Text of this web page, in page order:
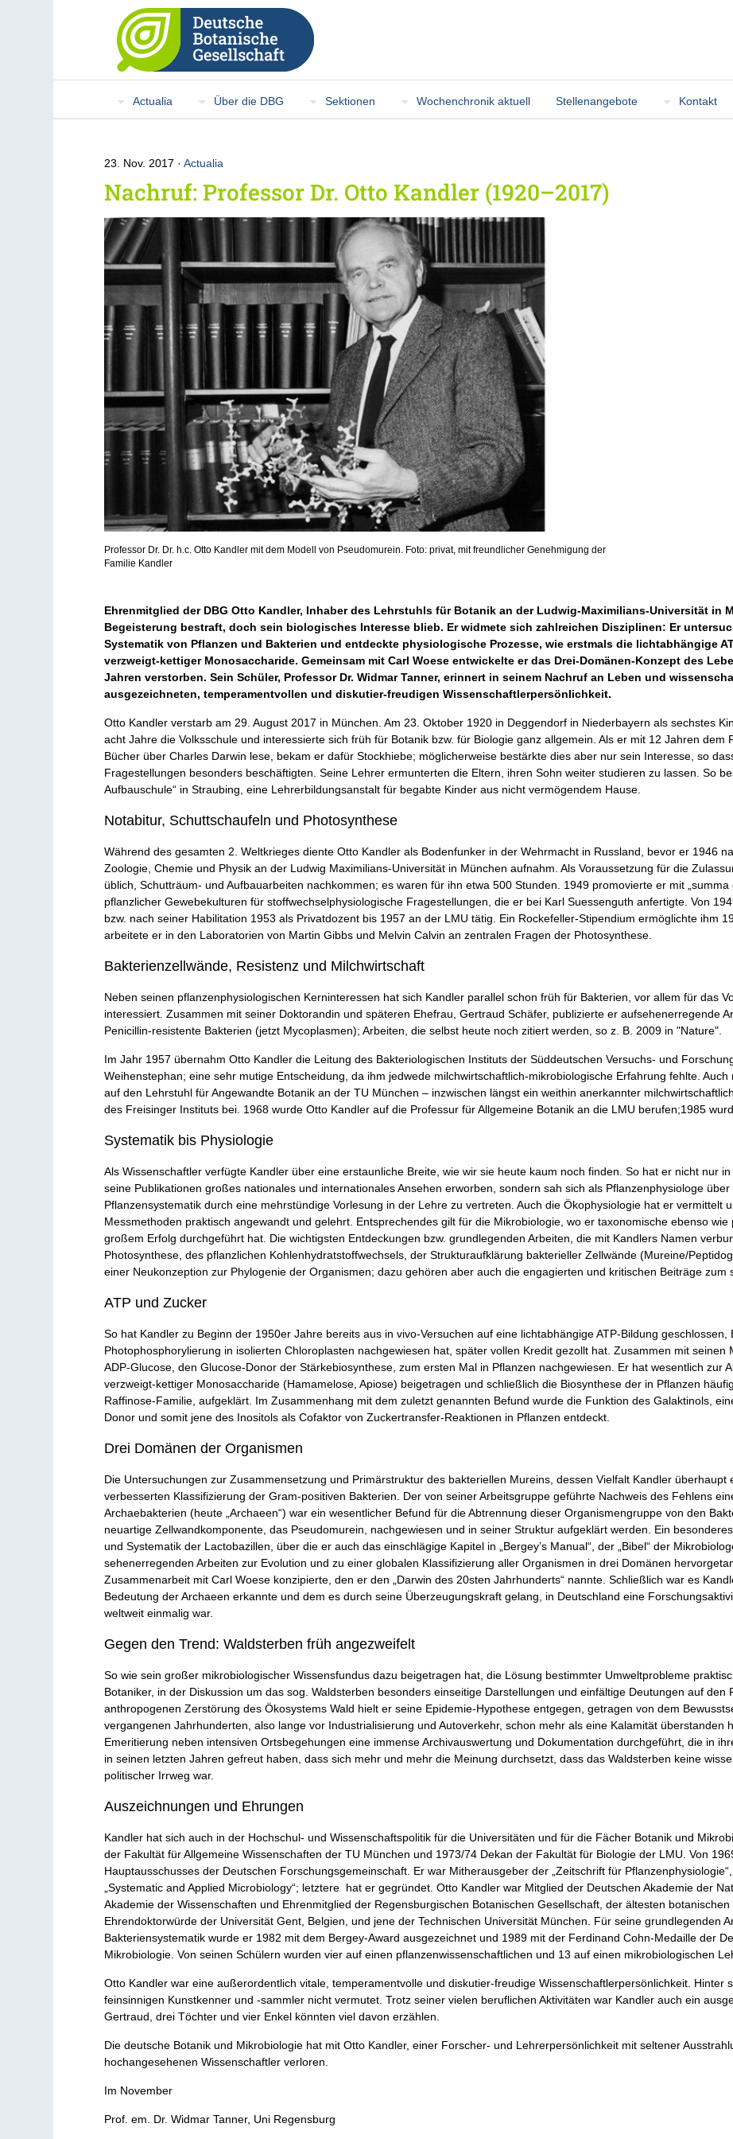
Actualia Über die DBG Sektionen Wochenchronik aktuell Stellenangebote Kontakt
23. Nov. 2017 Actualia
Nachruf: Professor Dr. Otto Kandler (1920–2017)
Professor Dr. Dr. h.c. Otto Kandler mit dem Modell von Pseudomurein. Foto: privat, mit freundlicher Genehmigung der
Familie Kandler
Ehrenmitglied der DBG Otto Kandler, Inhaber des Lehrstuhls für Botanik an der Ludwig-Maximilians-Universität in
Begeisterung bestraft, doch sein biologisches Interesse blieb. Er widmete sich zahlreichen Disziplinen: Er
Systematik von Pflanzen und Bakterien und entdeckte physiologische Prozesse, wie erstmals die lichtabhängige
verzweigt-kettiger Monosaccharide. Gemeinsam mit Carl Woese entwickelte er das Drei-Domänen-Konzept des
Jahren verstorben. Sein Schüler, Professor Dr. Widmar Tanner, erinnert in seinem Nachruf an Leben und
ausgezeichneten, temperamentvollen und diskutier-freudigen Wissenschaftlerpersönlichkeit.
Otto Kandler verstarb am 29. August 2017 in München. Am 23. Oktober 1920 in Deggendorf in Niederbayern als sechstes
acht Jahre die Volksschule und interessierte sich früh für Botanik bzw. für Biologie ganz allgemein. Als er mit 12 Jahren
Bücher über Charles Darwin lese, bekam er dafür Stockhiebe; möglicherweise bestärkte dies aber nur sein Interesse, so
Fragestellungen besonders beschäftigten. Seine Lehrer ermunterten die Eltern, ihren Sohn weiter studieren zu lassen. So
Aufbauschule“ in Straubing, eine Lehrerbildungsanstalt für begabte Kinder aus nicht vermögendem Hause.
Notabitur, Schuttschaufeln und Photosynthese
Während des gesamten 2. Weltkrieges diente Otto Kandler als Bodenfunker in der Wehrmacht in Russland, bevor er 1946
Zoologie, Chemie und Physik an der Ludwig Maximilians-Universität in München aufnahm. Als Voraussetzung für die
üblich, Schutträum- und Aufbauarbeiten nachkommen; es waren für ihn etwa 500 Stunden. 1949 promovierte er mit
pflanzlicher Gewebekulturen für stoffwechselphysiologische Fragestellungen, die er bei Karl Suessenguth anfertigte. Von
bzw. nach seiner Habilitation 1953 als Privatdozent bis 1957 an der LMU tätig. Ein Rockefeller-Stipendium ermöglichte ihm
arbeitete er in den Laboratorien von Martin Gibbs und Melvin Calvin an zentralen Fragen der Photosynthese.
Bakterienzellwände, Resistenz und Milchwirtschaft
Neben seinen pflanzenphysiologischen Kerninteressen hat sich Kandler parallel schon früh für Bakterien, vor allem für das
interessiert. Zusammen mit seiner Doktorandin und späteren Ehefrau, Gertraud Schäfer, publizierte er aufsehenerregende
Penicillin-resistente Bakterien (jetzt Mycoplasmen); Arbeiten, die selbst heute noch zitiert werden, so z. B. 2009 in "Nature".
Im Jahr 1957 übernahm Otto Kandler die Leitung des Bakteriologischen Instituts der Süddeutschen Versuchs- und
Weihenstephan; eine sehr mutige Entscheidung, da ihm jedwede milchwirtschaftlich-mikrobiologische Erfahrung fehlte.
auf den Lehrstuhl für Angewandte Botanik an der TU München – inzwischen längst ein weithin anerkannter
des Freisinger Instituts bei. 1968 wurde Otto Kandler auf die Professur für Allgemeine Botanik an die LMU berufen;1985
Systematik bis Physiologie
Als Wissenschaftler verfügte Kandler über eine erstaunliche Breite, wie wir sie heute kaum noch finden. So hat er nicht nur
seine Publikationen großes nationales und internationales Ansehen erworben, sondern sah sich als Pflanzenphysiologe
Pflanzensystematik durch eine mehrstündige Vorlesung in der Lehre zu vertreten. Auch die Ökophysiologie hat er vermittelt
Messmethoden praktisch angewandt und gelehrt. Entsprechendes gilt für die Mikrobiologie, wo er taxonomische ebenso
großem Erfolg durchgeführt hat. Die wichtigsten Entdeckungen bzw. grundlegenden Arbeiten, die mit Kandlers Namen
Photosynthese, des pflanzlichen Kohlenhydratstoffwechsels, der Strukturaufklärung bakterieller Zellwände (Mureine/
einer Neukonzeption zur Phylogenie der Organismen; dazu gehören aber auch die engagierten und kritischen Beiträge zum
ATP und Zucker
So hat Kandler zu Beginn der 1950er Jahre bereits aus in vivo-Versuchen auf eine lichtabhängige ATP-Bildung
Photophosphorylierung in isolierten Chloroplasten nachgewiesen hat, später vollen Kredit gezollt hat. Zusammen mit seinen
ADP-Glucose, den Glucose-Donor der Stärkebiosynthese, zum ersten Mal in Pflanzen nachgewiesen. Er hat wesentlich zur
verzweigt-kettiger Monosaccharide (Hamamelose, Apiose) beigetragen und schließlich die Biosynthese der in Pflanzen
Raffinose-Familie, aufgeklärt. Im Zusammenhang mit dem zuletzt genannten Befund wurde die Funktion des Galaktinols,
Donor und somit jene des Inositols als Cofaktor von Zuckertransfer-Reaktionen in Pflanzen entdeckt.
Drei Domänen der Organismen
Die Untersuchungen zur Zusammensetzung und Primärstruktur des bakteriellen Mureins, dessen Vielfalt Kandler
verbesserten Klassifizierung der Gram-positiven Bakterien. Der von seiner Arbeitsgruppe geführte Nachweis des Fehlens
Archaebakterien (heute „Archaeen“) war ein wesentlicher Befund für die Abtrennung dieser Organismengruppe von den
neuartige Zellwandkomponente, das Pseudomurein, nachgewiesen und in seiner Struktur aufgeklärt werden. Ein
und Systematik der Lactobazillen, über die er auch das einschlägige Kapitel in „Bergey’s Manual“, der „Bibel“ der
sehenerregenden Arbeiten zur Evolution und zu einer globalen Klassifizierung aller Organismen in drei Domänen
Zusammenarbeit mit Carl Woese konzipierte, den er den „Darwin des 20sten Jahrhunderts“ nannte. Schließlich war es
Bedeutung der Archaeen erkannte und dem es durch seine Überzeugungskraft gelang, in Deutschland eine
weltweit einmalig war.
Gegen den Trend: Waldsterben früh angezweifelt
So wie sein großer mikrobiologischer Wissensfundus dazu beigetragen hat, die Lösung bestimmter Umweltprobleme
Botaniker, in der Diskussion um das sog. Waldsterben besonders einseitige Darstellungen und einfältige Deutungen auf den
anthropogenen Zerstörung des Ökosystems Wald hielt er seine Epidemie-Hypothese entgegen, getragen von dem
vergangenen Jahrhunderten, also lange vor Industrialisierung und Autoverkehr, schon mehr als eine Kalamität überstanden
Emeritierung neben intensiven Ortsbegehungen eine immense Archivauswertung und Dokumentation durchgeführt, die in
in seinen letzten Jahren gefreut haben, dass sich mehr und mehr die Meinung durchsetzt, dass das Waldsterben keine
politischer Irrweg war.
Auszeichnungen und Ehrungen
Kandler hat sich auch in der Hochschul- und Wissenschaftspolitik für die Universitäten und für die Fächer Botanik und
der Fakultät für Allgemeine Wissenschaften der TU München und 1973/74 Dekan der Fakultät für Biologie der LMU. Von
Hauptausschusses der Deutschen Forschungsgemeinschaft. Er war Mitherausgeber der „Zeitschrift für
„Systematic and Applied Microbiology“; letztere hat er gegründet. Otto Kandler war Mitglied der Deutschen Akademie der
Akademie der Wissenschaften und Ehrenmitglied der Regensburgischen Botanischen Gesellschaft, der ältesten
Ehrendoktorwürde der Universität Gent, Belgien, und jene der Technischen Universität München. Für seine grundlegenden
Bakteriensystematik wurde er 1982 mit dem Bergey-Award ausgezeichnet und 1989 mit der Ferdinand Cohn-Medaille der
Mikrobiologie. Von seinen Schülern wurden vier auf einen pflanzenwissenschaftlichen und 13 auf einen mikrobiologischen
Otto Kandler war eine außerordentlich vitale, temperamentvolle und diskutier-freudige Wissenschaftlerpersönlichkeit. Hinter
feinsinnigen Kunstkenner und -sammler nicht vermutet. Trotz seiner vielen beruflichen Aktivitäten war Kandler auch ein
Gertraud, drei Töchter und vier Enkel könnten viel davon erzählen.
Die deutsche Botanik und Mikrobiologie hat mit Otto Kandler, einer Forscher- und Lehrerpersönlichkeit mit seltener
hochangesehenen Wissenschaftler verloren.
Im November
Prof. em. Dr. Widmar Tanner, Uni Regensburg